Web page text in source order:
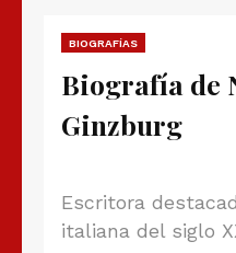
BIOGRAFÍAS
Biografía de
Ginzburg
Escritora
italiana del siglo